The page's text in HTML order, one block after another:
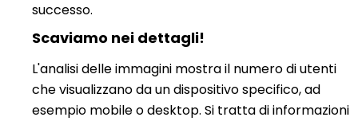
successo.
Scaviamo nei dettagli!
L'analisi delle immagini mostra il numero di utenti
che visualizzano da un dispositivo specifico, ad
esempio mobile o desktop. Si tratta di informazioni